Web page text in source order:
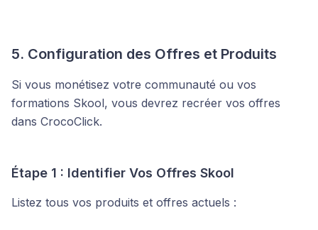
5. Configuration des Offres et Produits
Si vous monétisez votre communauté ou vos
formations Skool, vous devrez recréer vos offres
dans CrocoClick.
Étape 1 : Identifier Vos Offres Skool
Listez tous vos produits et offres actuels :